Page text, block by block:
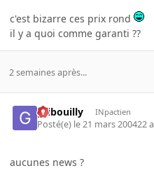
c'est bizarre ces prix rond
il y a quoi comme garanti ??
2 semaines après...
gribouilly INpactien
Posté(e) le 21 mars 200422 a
aucunes news ?